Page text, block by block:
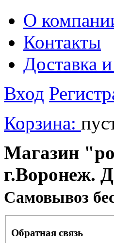
О
Контакты
Доставка
Вход
Корзина:
Магазин
г.Воронеж.
Cамовывоз
Обратная связь